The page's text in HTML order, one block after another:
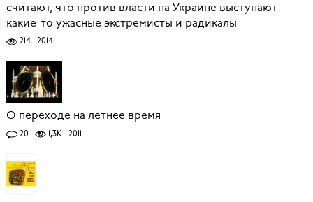
считают, что против власти на Украине выступают
какие-то ужасные экстремисты и радикалы
214 2014
О переходе на летнее время
20 1,3K 2011